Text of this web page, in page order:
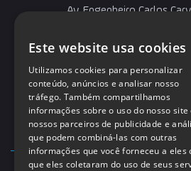
Av. Engenheiro Carlos
andar – Barra Olímpica –
(21) 3267-
Este website usa cookies
Utilizamos cookies para personalizar
conteúdo, anúncios e analisar nosso
tráfego. Também compartilhamos
informações sobre o uso do nosso site
nossos parceiros de publicidade e
que podem combiná-las com outras
informações que você forneceu a eles
que eles coletaram do uso de seus